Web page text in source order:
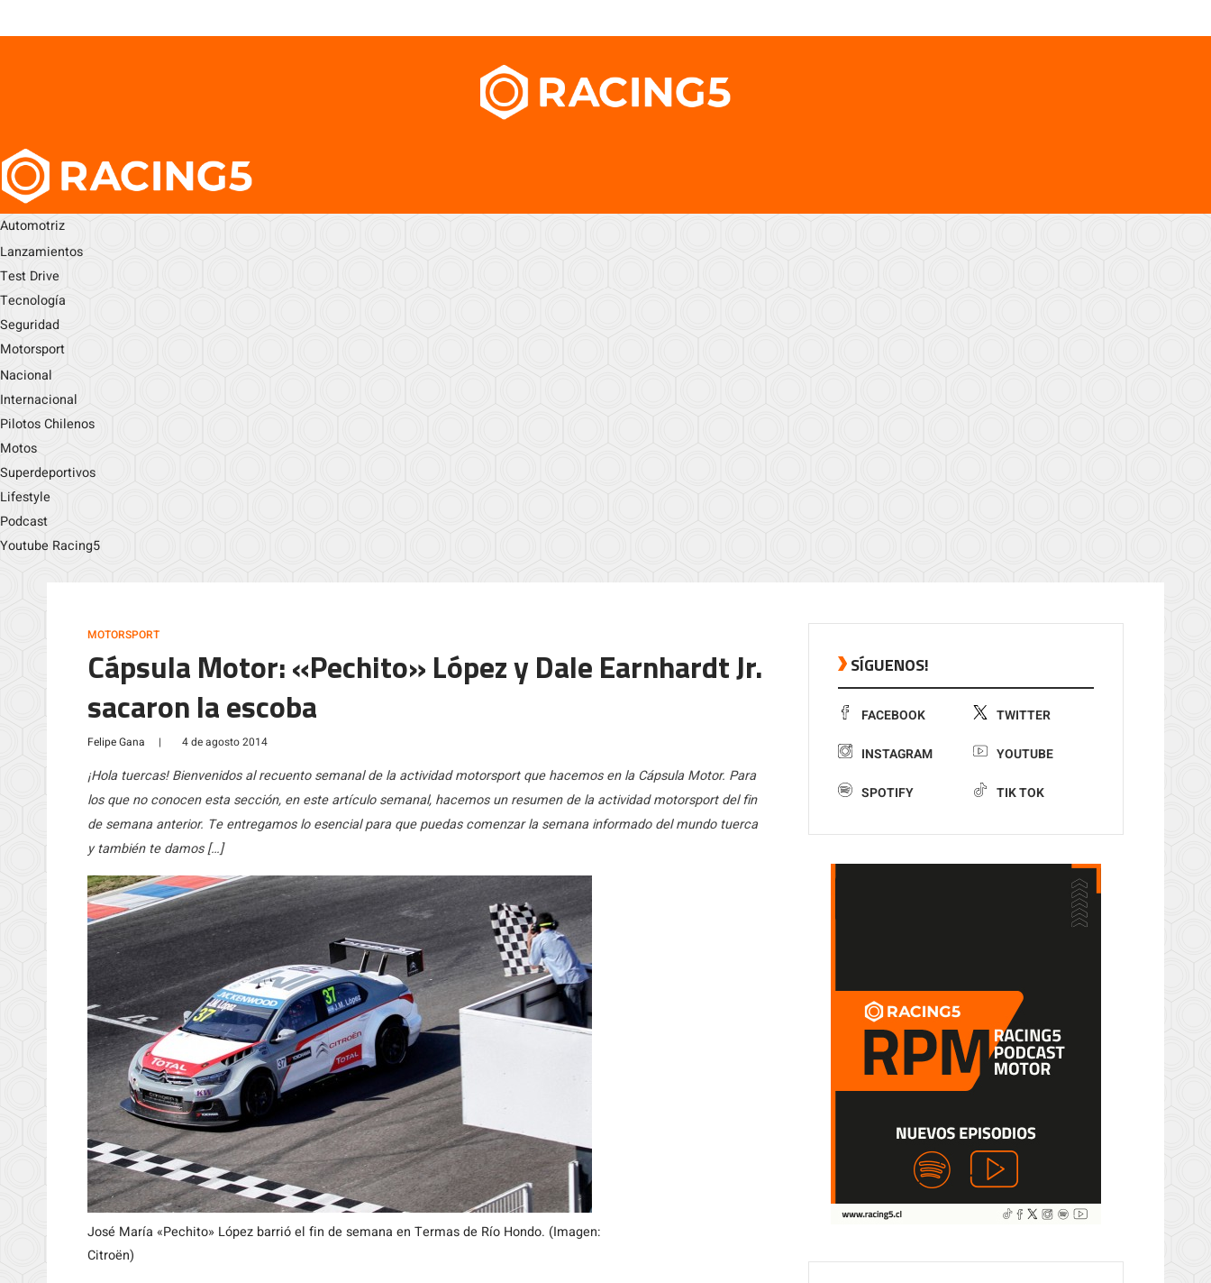
Automotriz
Lanzamientos
Test Drive
Tecnología
Seguridad
Motorsport
Nacional
Internacional
Pilotos Chilenos
Motos
Superdeportivos
Lifestyle
Podcast
Youtube Racing5
MOTORSPORT
Cápsula Motor: «Pechito» López y Dale Earnhardt Jr.
sacaron la escoba
Felipe Gana | 4 de agosto 2014
¡Hola tuercas! Bienvenidos al recuento semanal de la actividad motorsport que hacemos en la Cápsula Motor. Para
los que no conocen esta sección, en este artículo semanal, hacemos un resumen de la actividad motorsport del fin
de semana anterior. Te entregamos lo esencial para que puedas comenzar la semana informado del mundo tuerca
y también te damos […]
José María «Pechito» López barrió el fin de semana en Termas de Río Hondo. (Imagen:
Citroën)
SÍGUENOS!
FACEBOOK TWITTER
INSTAGRAM YOUTUBE
SPOTIFY TIK TOK